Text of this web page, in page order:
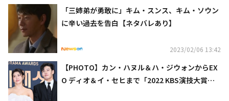
「三姉弟が勇敢に」キム・スンス、キム・ソウン
に辛い過去を告白【ネタバレあり】
2023/02/06 13:42
【PHOTO】カン・ハヌル＆ハ・ジウォンからEX
O ディオ＆イ・セヒまで「2022 KBS演技大賞」